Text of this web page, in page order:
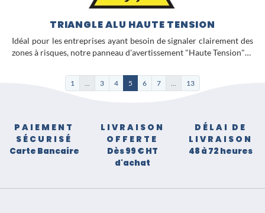
TRIANGLE ALU HAUTE TENSION
Idéal pour les entreprises ayant besoin de signaler clairement des
zones à risques, notre panneau d'avertissement "Haute Tension"…
1 ... 3 4 5 6 7 ... 13
PAIEMENT
SÉCURISÉ
Carte Bancaire
LIVRAISON
OFFERTE
Dès 99 € HT
d'achat
DÉLAI DE
LIVRAISON
48 à 72 heures